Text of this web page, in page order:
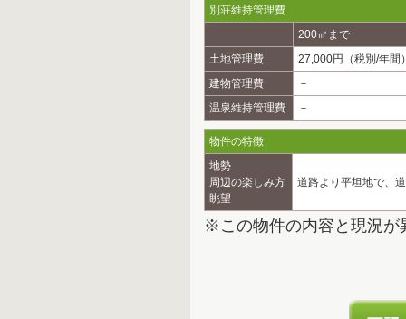
別荘維持管理費
200㎡まで
土地管理費
27,000円（税別/年間
建物管理費
－
温泉維持管理費
－
物件の特徴
地勢
周辺の楽しみ方
眺望
道路より平坦地で、
※この物件の内容と現況が